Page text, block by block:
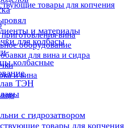
товары для копчения
вина
оборудование
для вина и сидра
и вина
и материалы
для колбасы
колбасные
ТЭН
с гидрозатвором
товары для копчения